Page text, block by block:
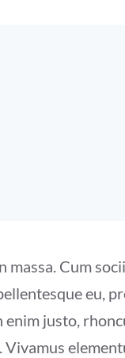
massa. Cum
eu,
enim justo,